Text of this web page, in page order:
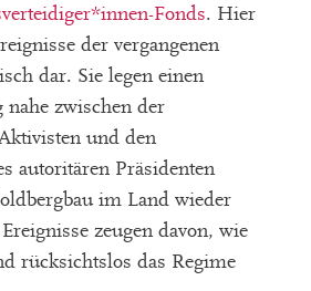
Fonds. Hier
der vergangenen
dar. Sie legen einen
nahe zwischen der
und den
autoritären Präsidenten
im Land wieder
zeugen davon, wie
rücksichtslos das Regime